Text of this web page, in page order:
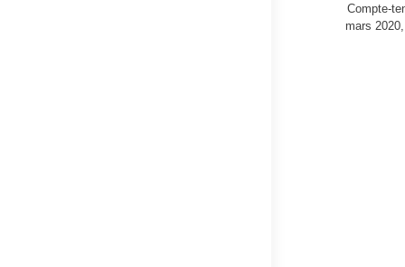
Compte-
mars